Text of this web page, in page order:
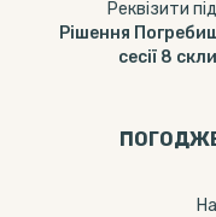
Реквізити
Рішення
сесії 8